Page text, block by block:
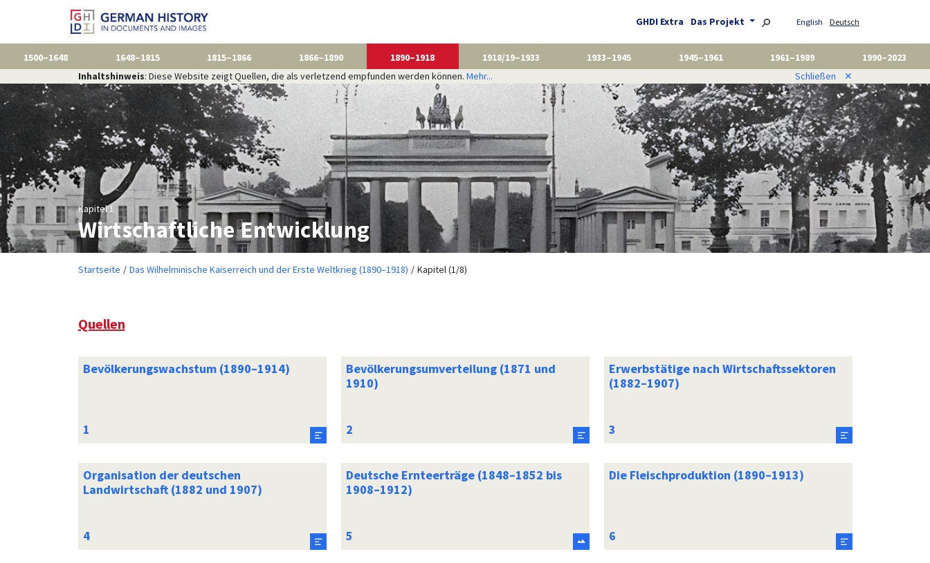
GHDI Extra Das Projekt English Deutsch
1500–1648 1648–1815 1815–1866 1866–1890 1890–1918 1918/19–1933 1933–1945 1945–1961 1961–1989
1990–2023
Inhaltshinweis: Diese Website zeigt Quellen, die als verletzend empfunden werden können. Mehr... Schließen ✕
Kapitel 1
Wirtschaftliche Entwicklung
Startseite Das Wilhelminische Kaiserreich und der Erste Weltkrieg (1890–1918) Kapitel (1/8)
Quellen
Bevölkerungswachstum (1890–1914)
Bevölkerungsumverteilung (1871 und
1910)
Erwerbstätige nach Wirtschaftssektoren
(1882–1907)
Organisation der deutschen
Landwirtschaft (1882 und 1907)
Deutsche Ernteerträge (1848–1852 bis
1908–1912)
Die Fleischproduktion (1890–1913)